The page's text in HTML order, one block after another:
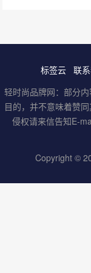
标签云 联
轻时尚品牌网：部分
目的，并不意味着赞
侵权请来信告知E-
Copyright ©